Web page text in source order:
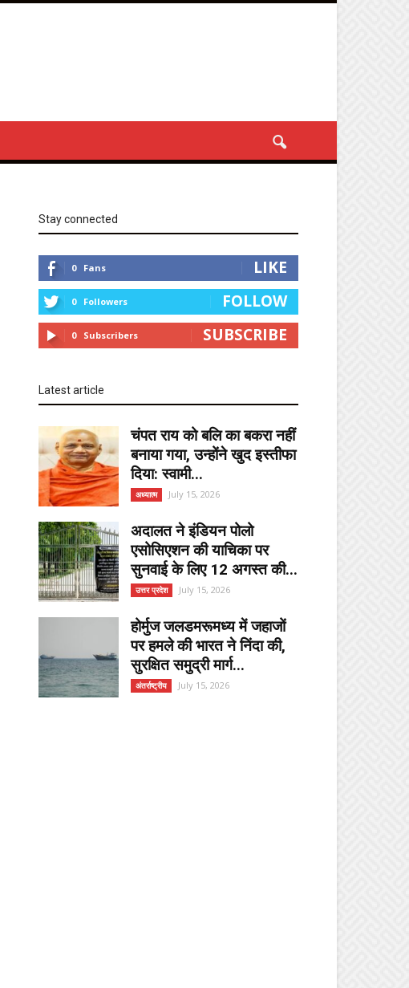
Stay connected
0 Fans LIKE
0 Followers FOLLOW
0 Subscribers SUBSCRIBE
Latest article
चंपत राय को बलि का बकरा नहीं
बनाया गया, उन्होंने खुद इस्तीफा
दिया: स्वामी...
अध्यात्म July 15, 2026
अदालत ने इंडियन पोलो
एसोसिएशन की याचिका पर
सुनवाई के लिए 12 अगस्त की...
उत्तर प्रदेश July 15, 2026
होर्मुज जलडमरूमध्य में जहाजों
पर हमले की भारत ने निंदा की,
सुरक्षित समुद्री मार्ग...
अंतर्राष्ट्रीय July 15, 2026